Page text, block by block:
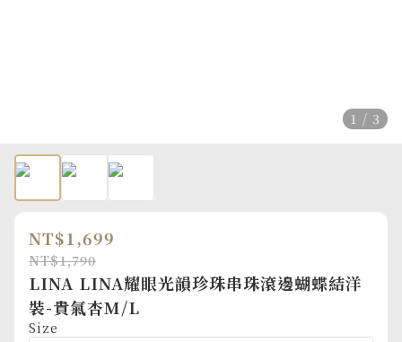
1 / 3
NT$1,699
NT$1,790
LINA LINA耀眼光韻珍珠串珠滾邊蝴蝶結洋
裝-貴氣杏M/L
Size